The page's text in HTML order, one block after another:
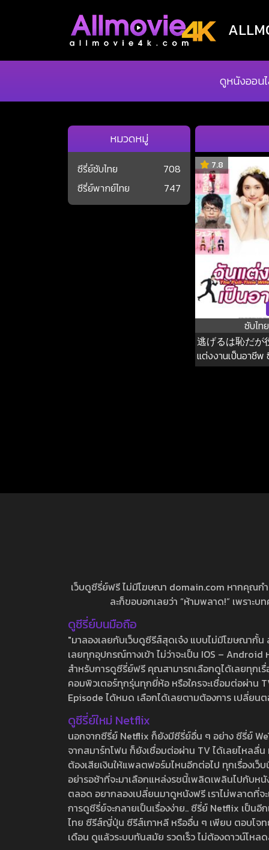
ดูหนังออน
หมวดหมู่
ซีรี่ย์ซับไทย
708
ซีรี่ย์พากย์ไทย
747
7.8
ซับไทย
逃げるは恥だが
แต่งงานเป็นอาชีพ
เว็บดูซีรี่ย์ฟรี ไม่มีโฆษณา domain.com หากคุณก
ละก็ขอบอกเลยว่า “ห้ามพลาด!” เพราะ
ดูซีรี่ย์บนมือถือ
"มาลองเลยกับเว็บดูซีรีส์สุดเจ๋ง แบบไม่มีโฆษณากั้
เลยทุกอุปกรณ์ทางเข้า ไม่ว่าจะเป็น IOS –
สำหรับการดูซีรี่ย์ฟรี คุณสามารถเลือกดูได้เลยทุกเ
คอมพิวเตอร์ทุกรุ่นทุกยี่ห้อ หรือใครจะเชื่อมต่อผ่าน
Episode ได้หมด เลือกได้เลยตามต้องการ เปลี่ยน
ดูซีรี่ย์ใหม่ Netflix
นอกจากซีรี่ย์ Netflix ก็ยังมีซีรี่ย์อื่น ๆ อย่าง ซีรี่ย์
จากสมาร์ทโฟน ก็ยังเชื่อมต่อผ่าน TV ได้เลยไหลลื่
ต้องเสียเงินให้แพลตฟอร์มไหนอีกต่อไป ทุกเรื่องเว็
อย่ารอช้าที่จะมาเลือกแหล่งรชนี้เพลิดเพลินไปกับห
ตลอด อยากลองเปลี่ยนมาดูหนังฟรี เราไม่พลาดที่
การดูซีรี่ย์จะกลายเป็นเรื่องง่าย.. ซีรี่ย์ Netflix เป็น
ไทย ซีรีส์ญี่ปุ่น ซีรีส์เกาหลี หรืออื่น ๆ เพียบ ตอบโจท
เดือน ดูแล้วระบบทันสมัย รวดเร็ว ไม่ต้องดาวน์โห